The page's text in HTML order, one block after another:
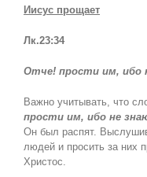
Иисус прощает
Лк.23:34
Отче! прости им, ибо
Важно учитывать, что
прости им, ибо не
Он был распят.
людей и просить за них
Христос.